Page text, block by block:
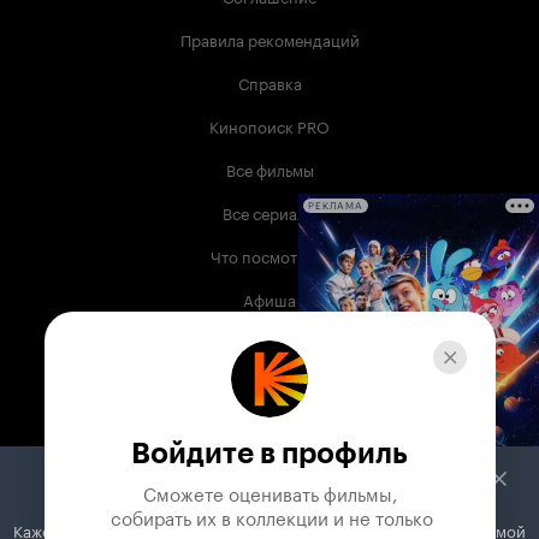
Правила рекомендаций
Справка
Кинопоиск PRO
Все фильмы
Все сериалы
Что посмотреть
Афиша
Музыка
Телепрограмма
Служба поддержки
РЕКЛАМА
Войдите в профиль
Сможете оценивать фильмы,
собирать их в коллекции и не только
Кажется, вы используете блокировщик рекламы. Вместе с рекламой